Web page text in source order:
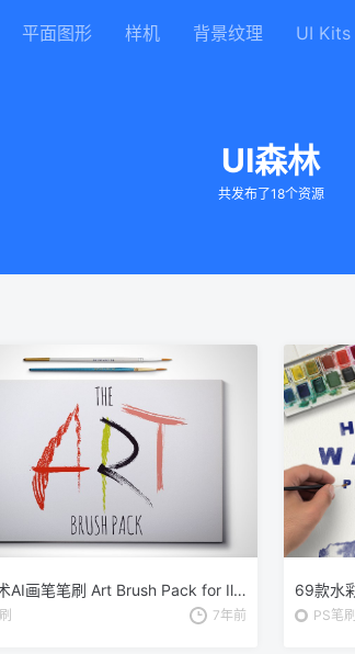
平面图形 样机 背景纹理 UI Kits
UI森林
共发布了18个资源
手绘艺术AI画笔笔刷 Art Brush Pack for Illustrator
7年前 PS笔刷